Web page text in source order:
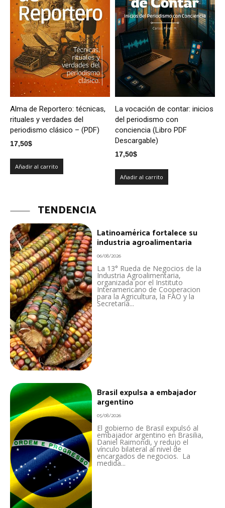
Alma de Reportero: técnicas,
rituales y verdades del
periodismo clásico – (PDF)
17,50$
Añadir al carrito
La vocación de contar: inicios
del periodismo con
conciencia (Libro PDF
Descargable)
17,50$
Añadir al carrito
TENDENCIA
Latinoamérica fortalece su
industria agroalimentaria
06/08/2026
La 13° Rueda de Negocios de la
Industria Agroalimentaria,
organizada por el Instituto
Interamericano de Cooperacion
para la Agricultura, la FAO y la
Secretaría...
Brasil expulsa a embajador
argentino
05/08/2026
El gobierno de Brasil expulsó al
embajador argentino en Brasilia,
Daniel Raimondi, y redujo el
vínculo bilateral al nivel de
encargados de negocios. La
medida...